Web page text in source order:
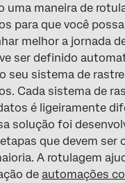
uma maneira de
para que você possa
melhor a jornada
ser definido
seu sistema de
Cada sistema de
é ligeiramente
solução foi
que devem ser
A rotulagem
de automações